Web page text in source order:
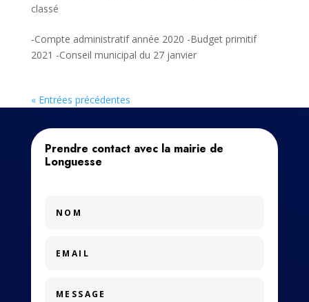
classé
-Compte administratif année 2020 -Budget primitif
2021 -Conseil municipal du 27 janvier
« Entrées précédentes
Prendre contact avec la mairie de
Longuesse